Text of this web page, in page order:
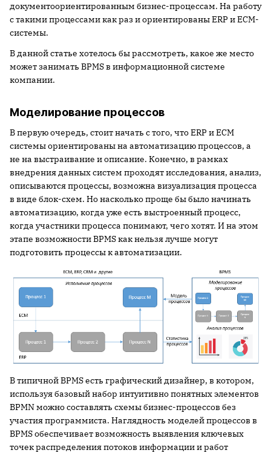
документоориентированным бизнес-процессам. На работу
с такими процессами как раз и ориентированы ERP и ECM-
системы.
В данной статье хотелось бы рассмотреть, какое же место
может занимать ВPMS в информационной системе
компании.
Моделирование процессов
В первую очередь, стоит начать с того, что ERP и ECM
системы ориентированы на автоматизацию процессов, а
не на выстраивание и описание. Конечно, в рамках
внедрения данных систем проходят исследования, анализ,
описываются процессы, возможна визуализация процесса
в виде блок-схем. Но насколько проще бы было начинать
автоматизацию, когда уже есть выстроенный процесс,
когда участники процесса понимают, чего хотят. И на этом
этапе возможности ВPMS как нельзя лучше могут
подготовить процессы к автоматизации.
В типичной ВPMS есть графический дизайнер, в котором,
используя базовый набор интуитивно понятных элементов
BPMN можно составлять схемы бизнес-процессов без
участия программиста. Наглядность моделей процессов в
ВPMS обеспечивает возможность выявления ключевых
точек распределения потоков информации и работ